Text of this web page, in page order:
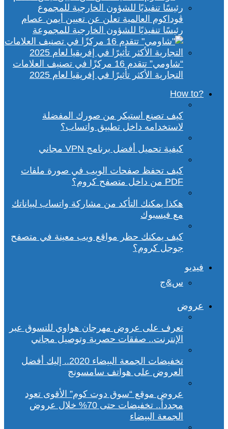
ڤوداكوم العالمية تعلن عن تعيين أيمن عصام
رئيسًا تنفيذيًا للشؤون الخارجية للمجموعة
“شاومي” تتقدم 16 مركزًا في تصنيف العلامات
التجارية الأكثر تأثيرًا في إفريقيا لعام 2025
?How to
كيف تصنع استيكر من صورك المفضلة
لاستخدامه داخل تطبيق واتساب؟
كيفية تحميل أفضل برنامج VPN مجاني
كيف تحفظ صفحات الويب في صورة ملفات
PDF من داخل متصفح كروم؟
هكذا يمكنك التأكد من مشاركة واتساب لبياناتك
مع فيسبوك
كيف يمكنك حظر مواقع ويب معينة في متصفح
جوجل كروم؟
فيديو
س&ج
عروض
تعرف على عروض مهرجان هواوي للتسوق عبر
الإنترنت.. صفقات حصرية وتوصيل مجاني
تخفيضات الجمعة البيضاء 2020.. إليك أفضل
العروض على هواتف سامسونج
عروض موقع “سوق دوت كوم” الأقوى تعود
مجدداً.. تخفيضات حتى 70% خلال عروض
الجمعة البيضاء